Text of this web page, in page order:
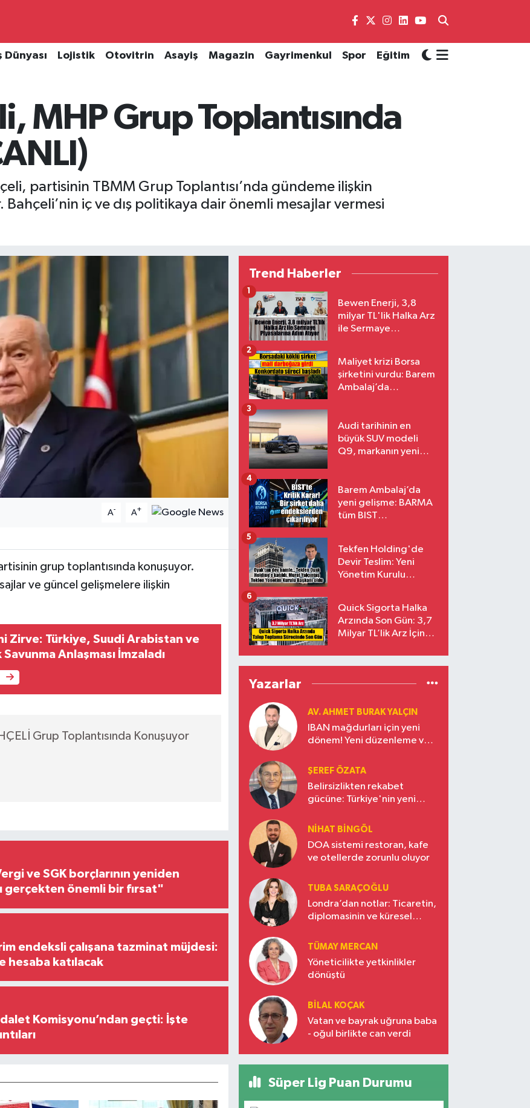
Dünyası Lojistik Otovitrin Asayiş Magazin Gayrimenkul Spor Eğitim
MHP Grup Toplantısında
partisinin TBMM Grup Toplantısı’nda gündeme ilişkin
iç ve dış politikaya dair önemli mesajlar vermesi
A- A+
grup toplantısında konuşuyor.
ve güncel gelişmelere ilişkin
Zirve: Türkiye, Suudi Arabistan ve
Anlaşması İmzaladı
Grup Toplantısında Konuşuyor
ve SGK borçlarının yeniden
gerçekten önemli bir fırsat"
endeksli çalışana tazminat müjdesi:
hesaba katılacak
Komisyonu’ndan geçti: İşte
Trend Haberler
Bewen Enerji, 3,8
milyar TL'lik Halka Arz
ile Sermaye
Maliyet krizi Borsa
şirketini vurdu: Barem
Ambalaj’da
2
Audi tarihinin en
büyük SUV modeli
Q9, markanın yeni
3
Barem Ambalaj’da
yeni gelişme: BARMA
tüm BIST
4
Tekfen Holding'de
Devir Teslim: Yeni
Yönetim Kurulu
5
Quick Sigorta Halka
Arzında Son Gün: 3,7
Milyar TL’lik Arz İçin
Eriyor
6
Yazarlar
AV. AHMET BURAK YALÇIN
IBAN mağdurları için yeni
dönem! Yeni düzenleme ve
ŞEREF ÖZATA
Belirsizlikten rekabet
gücüne: Türkiye'nin yeni
NIHAT BINGÖL
DOA sistemi restoran, kafe
ve otellerde zorunlu oluyor
TUBA SARAÇOĞLU
Londra’dan notlar: Ticaretin,
diplomasinin ve küresel
Türkiye’nin yükselen gücü
TÜMAY MERCAN
Yöneticilikte yetkinlikler
dönüştü
BILAL KOÇAK
Vatan ve bayrak uğruna baba
- oğul birlikte can verdi
Süper Lig Puan Durumu